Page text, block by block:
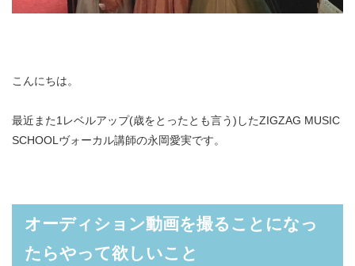
こんにちは。
最近また1レベルアップ(歳をとったとも言う)したZIGZAG MUSIC
SCHOOLヴォーカル講師の永岡愛実です。
オーディション動画を撮ることになっ
たらやって欲しいこと